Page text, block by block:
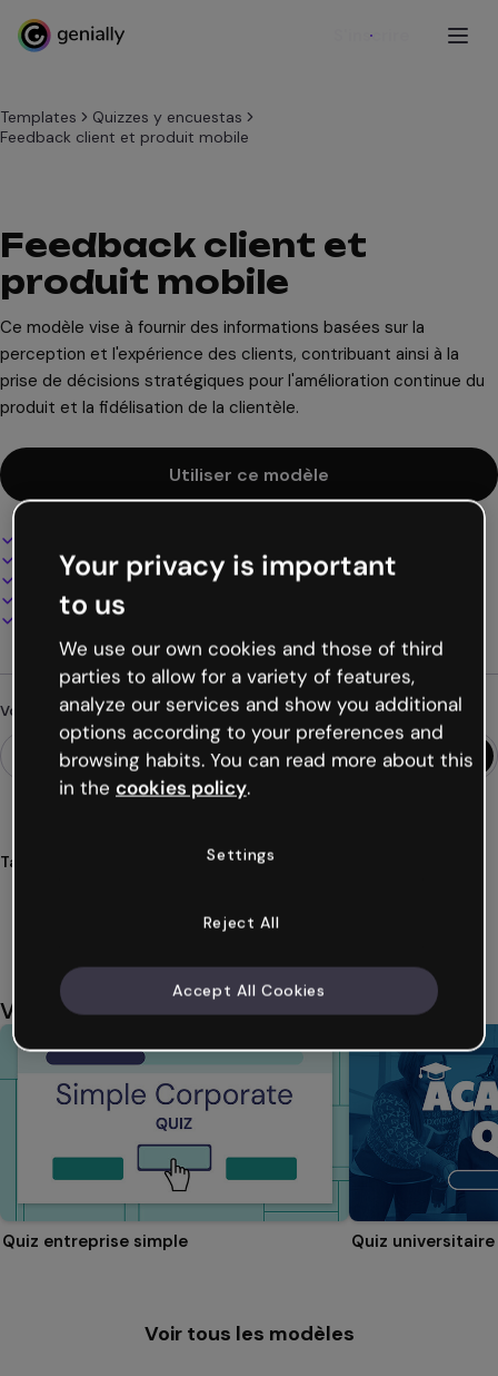
S'inscrire
Templates
Quizzes y encuestas
Feedback client et produit mobile
Feedback client et
produit mobile
Ce modèle vise à fournir des informations basées sur la
perception et l'expérience des clients, contribuant ainsi à la
prise de décisions stratégiques pour l'amélioration continue du
produit et la fidélisation de la clientèle.
Utiliser ce modèle
100% personnalisable
Ajoutez audio, vidéo et multimédia
Présentez, partagez ou publiez en ligne
Téléchargez en PDF, MP4 et autres formats
Vous cherchez autre chose ?
Tags
Voir plus (24)
Vous aimerez aussi
Quiz entreprise simple Quiz universitaire
Voir tous les modèles
Your privacy is important
to us
We use our own cookies and those of third
parties to allow for a variety of features,
analyze our services and show you additional
options according to your preferences and
browsing habits. You can read more about this
in the cookies policy.
Settings
Reject All
Accept All Cookies